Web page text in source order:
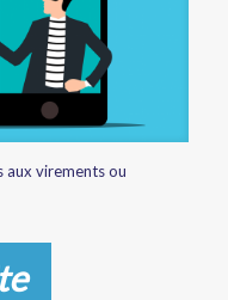
aux virements ou